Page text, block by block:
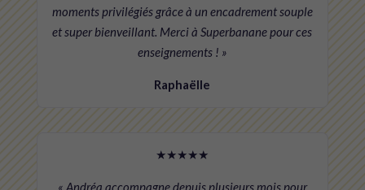
moments privilégiés grâce à un encadrement souple
et super bienveillant. Merci à Superbanane pour ces
enseignements ! »
Raphaëlle
★★★★★
« Andréa accompagne depuis plusieurs mois pour